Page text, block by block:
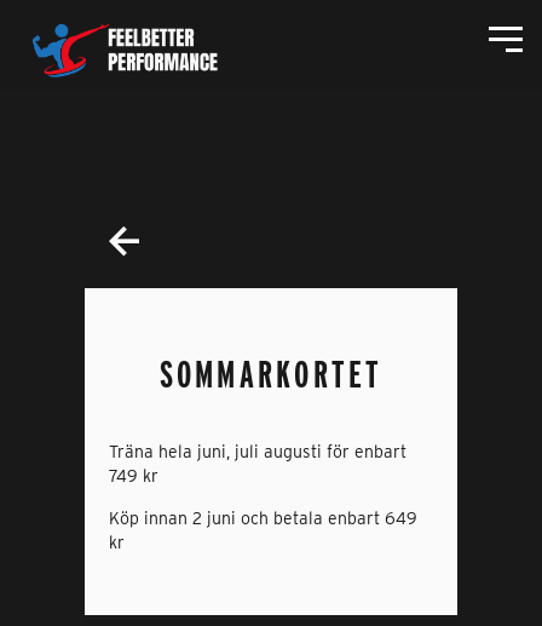
SOMMARKORTET
Träna hela juni, juli augusti för enbart
749 kr
Köp innan 2 juni och betala enbart 649
kr